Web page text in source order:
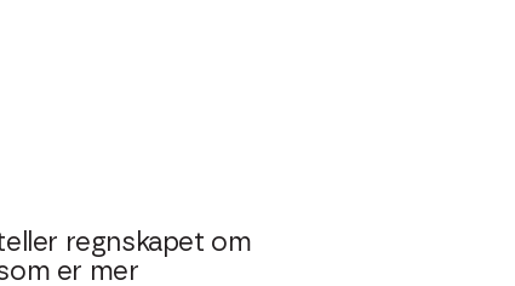
regnskapet om
er mer